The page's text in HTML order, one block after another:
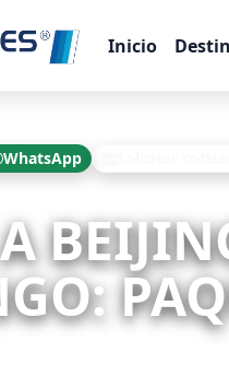
Inicio
WhatsApp